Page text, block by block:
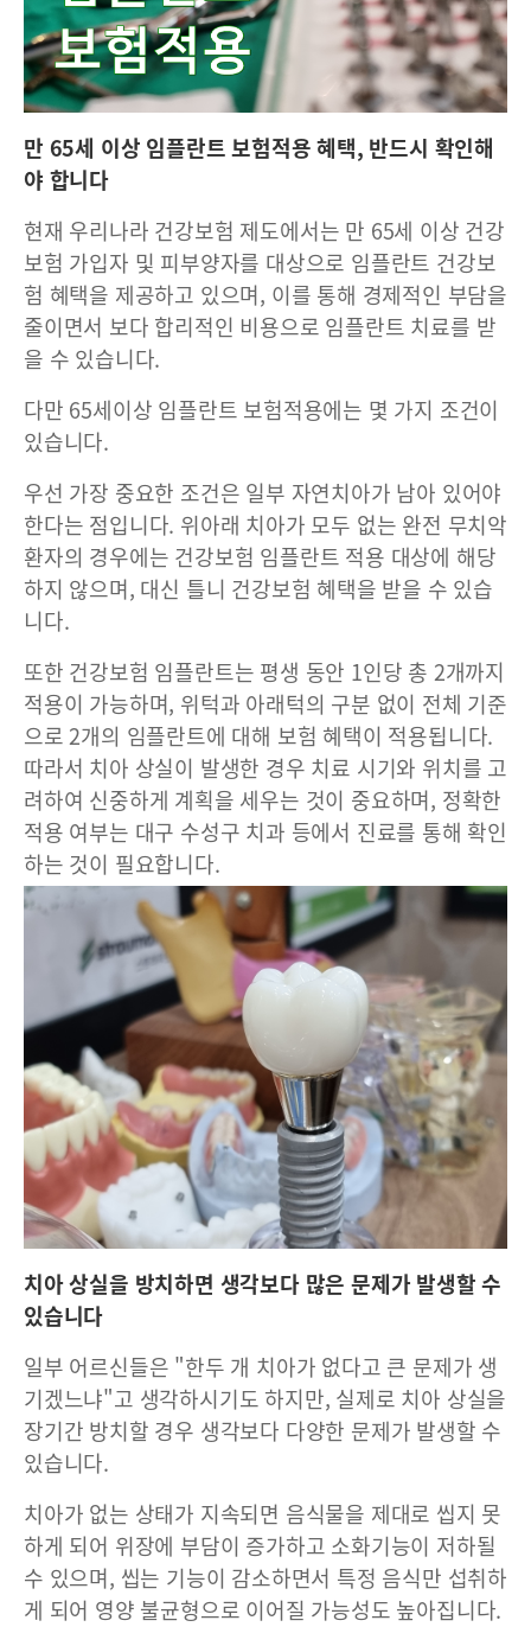
만 65세 이상 임플란트 보험적용 혜택, 반드시 확인해
야 합니다
현재 우리나라 건강보험 제도에서는 만 65세 이상 건강
보험 가입자 및 피부양자를 대상으로 임플란트 건강보
험 혜택을 제공하고 있으며, 이를 통해 경제적인 부담을
줄이면서 보다 합리적인 비용으로 임플란트 치료를 받
을 수 있습니다.
다만 65세이상 임플란트 보험적용에는 몇 가지 조건이
있습니다.
우선 가장 중요한 조건은 일부 자연치아가 남아 있어야
한다는 점입니다. 위아래 치아가 모두 없는 완전 무치악
환자의 경우에는 건강보험 임플란트 적용 대상에 해당
하지 않으며, 대신 틀니 건강보험 혜택을 받을 수 있습
니다.
또한 건강보험 임플란트는 평생 동안 1인당 총 2개까지
적용이 가능하며, 위턱과 아래턱의 구분 없이 전체 기준
으로 2개의 임플란트에 대해 보험 혜택이 적용됩니다.
따라서 치아 상실이 발생한 경우 치료 시기와 위치를 고
려하여 신중하게 계획을 세우는 것이 중요하며, 정확한
적용 여부는 대구 수성구 치과 등에서 진료를 통해 확인
하는 것이 필요합니다.
치아 상실을 방치하면 생각보다 많은 문제가 발생할 수
있습니다
일부 어르신들은 "한두 개 치아가 없다고 큰 문제가 생
기겠느냐"고 생각하시기도 하지만, 실제로 치아 상실을
장기간 방치할 경우 생각보다 다양한 문제가 발생할 수
있습니다.
치아가 없는 상태가 지속되면 음식물을 제대로 씹지 못
하게 되어 위장에 부담이 증가하고 소화기능이 저하될
수 있으며, 씹는 기능이 감소하면서 특정 음식만 섭취하
게 되어 영양 불균형으로 이어질 가능성도 높아집니다.